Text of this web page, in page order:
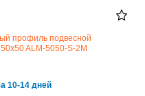
профиль подвесной
ALM-5050-S-2M
10-14 дней